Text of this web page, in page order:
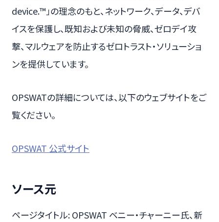
device.™」の理念のもと、ネットワーク、データ、デバ
イスを保護し、既知および未知の脅威、ゼロデイ攻
撃、マルウェアを防止するゼロトラスト・ソリューショ
ンを提供しています。
OPSWATの詳細については、以下のウェブサイトをご
覧ください。
OPSWAT 公式サイト
ソース元
ページタイトル: OPSWAT ベニー・チャーニー氏、新